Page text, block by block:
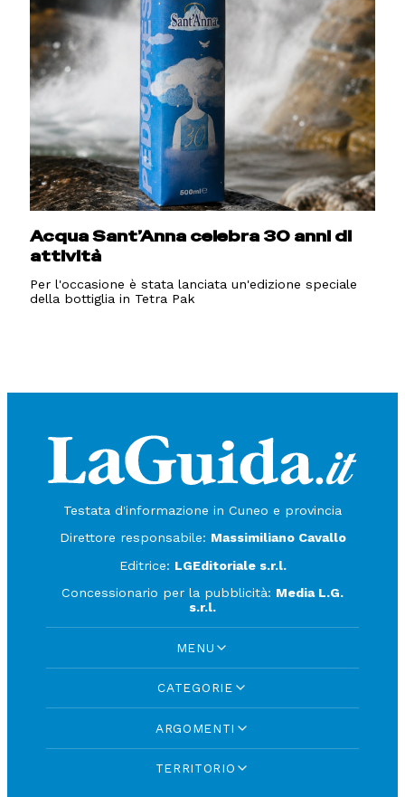
Acqua Sant’Anna celebra 30 anni di
attività
Per l'occasione è stata lanciata un'edizione speciale
della bottiglia in Tetra Pak
Testata d'informazione in Cuneo e provincia
Direttore responsabile: Massimiliano Cavallo
Editrice: LGEditoriale s.r.l.
Concessionario per la pubblicità: Media L.G.
s.r.l.
MENU
CATEGORIE
ARGOMENTI
TERRITORIO